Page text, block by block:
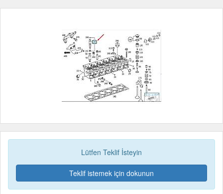
Lütfen Teklif İsteyin
Teklif istemek için dokunun